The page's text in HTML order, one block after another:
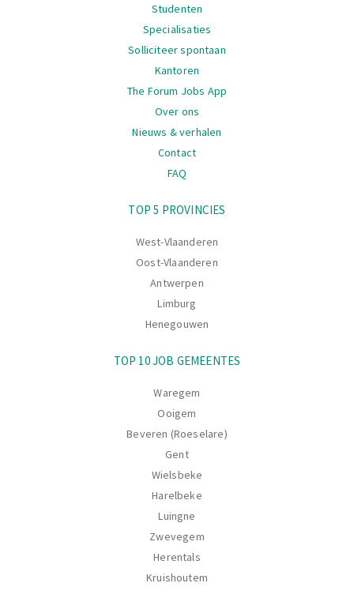
Studenten
Specialisaties
Solliciteer spontaan
Kantoren
The Forum Jobs App
Over ons
Nieuws & verhalen
Contact
FAQ
TOP 5 PROVINCIES
West-Vlaanderen
Oost-Vlaanderen
Antwerpen
Limburg
Henegouwen
TOP 10 JOB GEMEENTES
Waregem
Ooigem
Beveren (Roeselare)
Gent
Wielsbeke
Harelbeke
Luingne
Zwevegem
Herentals
Kruishoutem